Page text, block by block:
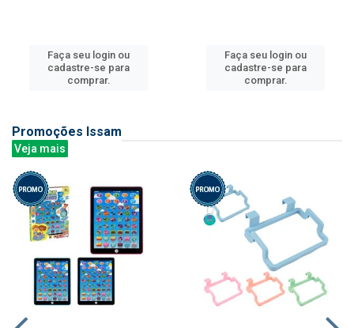
Faça seu login ou
cadastre-se para
comprar.
Faça seu login ou
cadastre-se para
comprar.
Promoções Issam
Veja mais